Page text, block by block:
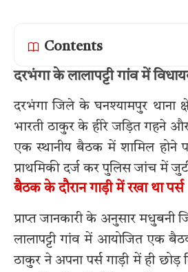
Contents
दरभंगा के लालापट्टी गांव में
दरभंगा जिले के घनश्यामपुर थाना
भारती ठाकुर के हीरे जड़ित गहने
एक स्थानीय बैठक में शामिल होने
प्राथमिकी दर्ज कर पुलिस जांच में
बैठक के दौरान गाड़ी में रखा था पर्स
प्राप्त जानकारी के अनुसार मधुबनी
लालापट्टी गांव में आयोजित एक
ठाकुर ने अपना पर्स गाड़ी में ही